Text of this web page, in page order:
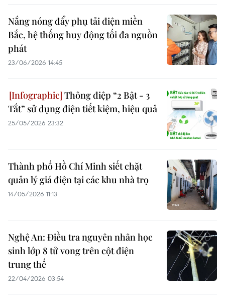
Nắng nóng đẩy phụ tải điện miền
Bắc, hệ thống huy động tối đa nguồn
phát
23/06/2026 14:45
Thông điệp “2 Bật - 3
Tắt” sử dụng điện tiết kiệm, hiệu quả
25/05/2026 23:32
Thành phố Hồ Chí Minh siết chặt
quản lý giá điện tại các khu nhà trọ
14/05/2026 11:13
Nghệ An: Điều tra nguyên nhân học
sinh lớp 8 tử vong trên cột điện
trung thế
22/04/2026 03:54